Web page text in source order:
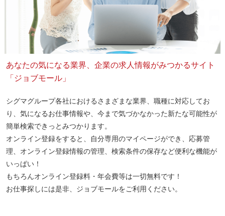
あなたの気になる業界、企業の求人情報がみつかるサイト
「ジョブモール」
シグマグループ各社におけるさまざまな業界、職種に対応してお
り、気になるお仕事情報や、今まで気づかなかった新たな可能性が
簡単検索できっとみつかります。
オンライン登録をすると、自分専用のマイページができ、応募管
理、オンライン登録情報の管理、検索条件の保存など便利な機能が
いっぱい！
もちろんオンライン登録料・年会費等は一切無料です！
お仕事探しには是非、ジョブモールをご利用ください。